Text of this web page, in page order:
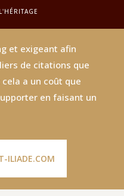
et exigeant afin
de citations que
a un coût que
en faisant un
ILIADE.COM